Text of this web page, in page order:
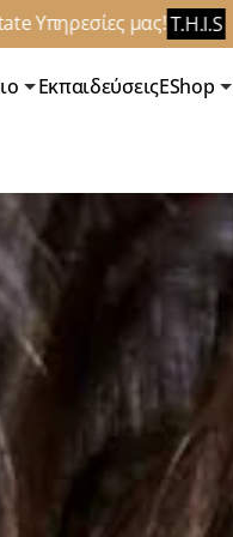
μας!T.H.I.S
ΕκπαιδεύσειςEShop